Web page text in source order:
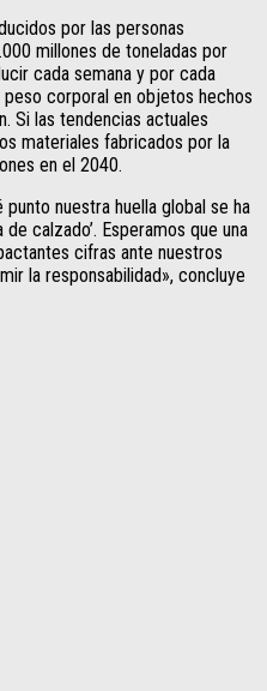
por las personas
millones de toneladas por
cada semana y por cada
corporal en objetos hechos
Si las tendencias actuales
materiales fabricados por la
en el 2040.
nuestra huella global se ha
calzado’. Esperamos que una
cifras ante nuestros
la responsabilidad», concluye